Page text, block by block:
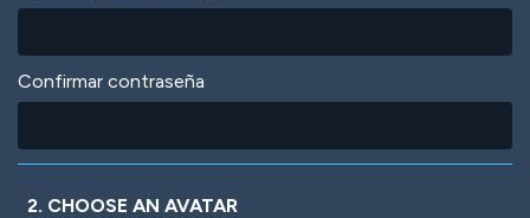
Confirmar contraseña
2. CHOOSE AN AVATAR